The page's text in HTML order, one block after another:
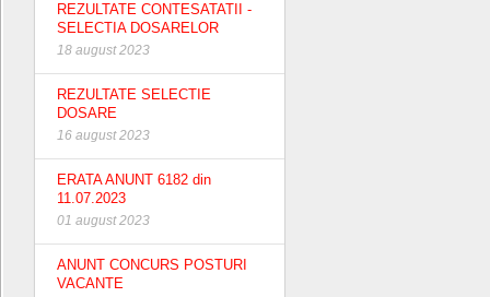
REZULTATE CONTESATATII -
SELECTIA DOSARELOR
18 august 2023
REZULTATE SELECTIE
DOSARE
16 august 2023
ERATA ANUNT 6182 din
11.07.2023
01 august 2023
ANUNT CONCURS POSTURI
VACANTE